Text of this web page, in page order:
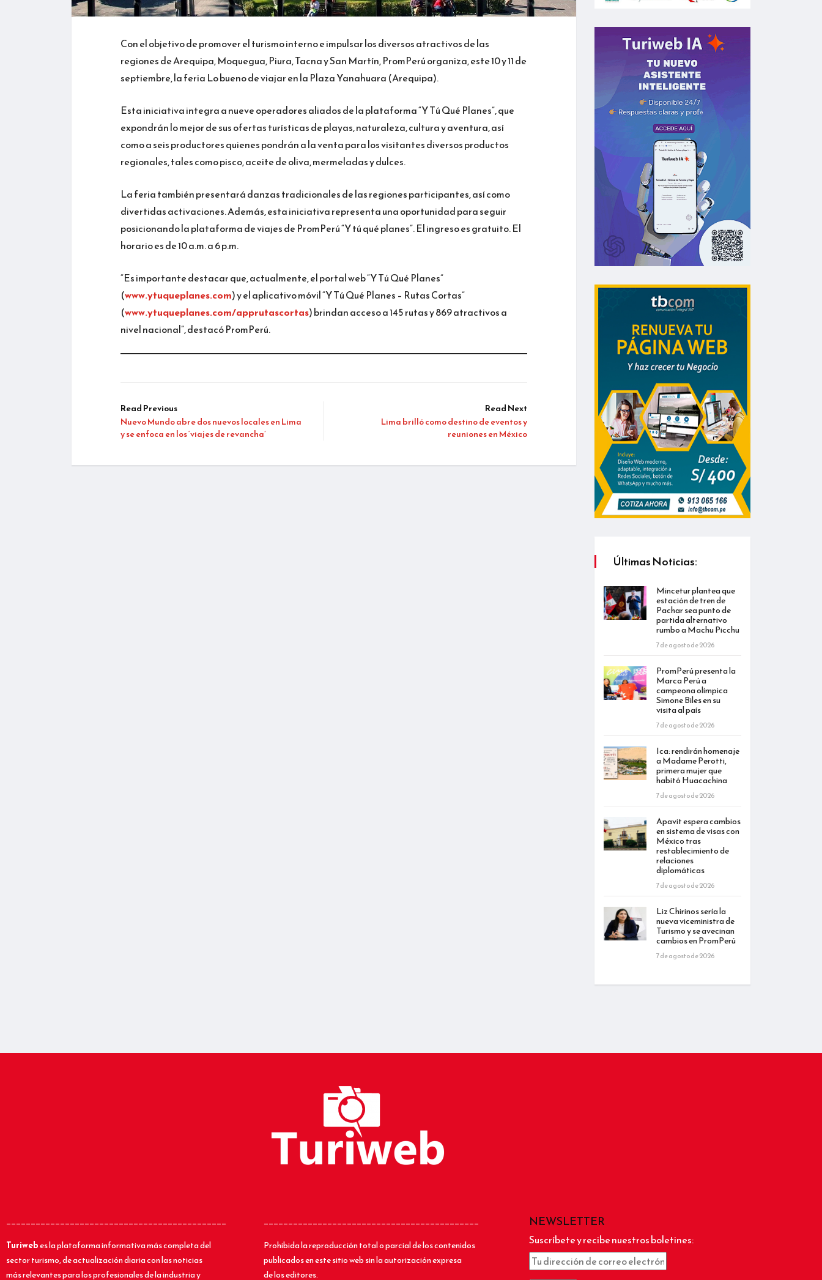
Con el objetivo de promover el turismo interno e impulsar los diversos atractivos de las
regiones de Arequipa, Moquegua, Piura, Tacna y San Martín, PromPerú organiza, este 10 y 11 de
septiembre, la feria Lo bueno de viajar en la Plaza Yanahuara (Arequipa).
Esta iniciativa integra a nueve operadores aliados de la plataforma “Y Tú Qué Planes”, que
expondrán lo mejor de sus ofertas turísticas de playas, naturaleza, cultura y aventura, así
como a seis productores quienes pondrán a la venta para los visitantes diversos productos
regionales, tales como pisco, aceite de oliva, mermeladas y dulces.
La feria también presentará danzas tradicionales de las regiones participantes, así como
divertidas activaciones. Además, esta iniciativa representa una oportunidad para seguir
posicionando la plataforma de viajes de PromPerú “Y tú qué planes”. El ingreso es gratuito. El
horario es de 10 a.m. a 6 p.m.
“Es importante destacar que, actualmente, el portal web “Y Tú Qué Planes”
(www.ytuqueplanes.com) y el aplicativo móvil “Y Tú Qué Planes – Rutas Cortas”
(www.ytuqueplanes.com/apprutascortas) brindan acceso a 145 rutas y 869 atractivos a
nivel nacional”, destacó PromPerú.
Read Previous
Nuevo Mundo abre dos nuevos locales en Lima
y se enfoca en los ‘viajes de revancha’
Read Next
Lima brilló como destino de eventos y
reuniones en México
Últimas Noticias:
Mincetur plantea que
estación de tren de
Pachar sea punto de
partida alternativo
rumbo a Machu Picchu
7 de agosto de 2026
PromPerú presenta la
Marca Perú a
campeona olímpica
Simone Biles en su
visita al país
7 de agosto de 2026
Ica: rendirán homenaje
a Madame Perotti,
primera mujer que
habitó Huacachina
7 de agosto de 2026
Apavit espera cambios
en sistema de visas con
México tras
restablecimiento de
relaciones
diplomáticas
7 de agosto de 2026
Liz Chirinos sería la
nueva viceministra de
Turismo y se avecinan
cambios en PromPerú
7 de agosto de 2026
_____________________________________________
Turiwebes la plataforma informativa más completa del
sector turismo, de actualización diaria con las noticias
más relevantes para los profesionales de la industria y
____________________________________________
Prohibida la reproducción total o parcial de los contenidos
publicados en este sitio web sin la autorización expresa
de los editores.
NEWSLETTER
Suscríbete y recibe nuestros boletines: